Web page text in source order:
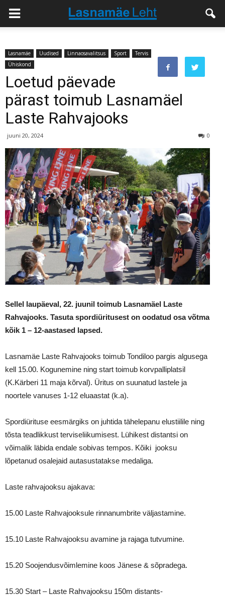
Lasnamäe Uudised Linnaosavalitsus Sport
Tervis
Ühiskond
Loetud päevade
pärast toimub Lasnamäel
Laste Rahvajooks
juuni 20, 2024 0
Sellel laupäeval, 22. juunil toimub Lasnamäel Laste
Rahvajooks. Tasuta spordiüritusest on oodatud osa võtma
kõik 1 – 12-aastased lapsed.
Lasnamäe Laste Rahvajooks toimub Tondiloo pargis algusega
kell 15.00. Kogunemine ning start toimub korvpalliplatsil
(K.Kärberi 11 maja kõrval). Üritus on suunatud lastele ja
noortele vanuses 1-12 eluaastat (k.a).
Spordiürituse eesmärgiks on juhtida tähelepanu elustiilile ning
tõsta teadlikkust terviseliikumisest. Lühikest distantsi on
võimalik läbida endale sobivas tempos. Kõiki jooksu
lõpetanud osalejaid autasustatakse medaliga.
Laste rahvajooksu ajakava:
15.00 Laste Rahvajooksule rinnanumbrite väljastamine.
15.10 Laste Rahvajooksu avamine ja rajaga tutvumine.
15.20 Soojendusvõimlemine koos Jänese & sõpradega.
15.30 Start – Laste Rahvajooksu 150m distants-